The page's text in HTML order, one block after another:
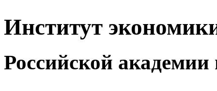
Институт
Российской академии